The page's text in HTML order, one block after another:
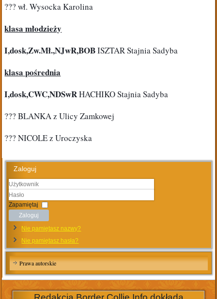
??? wł. Wysocka Karolina
klasa młodzieży
I,dosk,Zw.Mł.,NJwR,BOB ISZTAR Stajnia Sadyba
klasa pośrednia
I,dosk,CWC,NDSwR HACHIKO Stajnia Sadyba
??? BLANKA z Ulicy Zamkowej
??? NICOLE z Uroczyska
Zaloguj
Użytkownik
Hasło
Zapamiętaj
Zaloguj
Nie pamiętasz nazwy?
Nie pamiętasz hasła?
Prawa autorskie